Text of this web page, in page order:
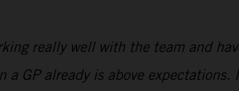
really well with the team and
GP already is above expectations.